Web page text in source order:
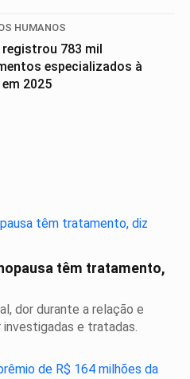
HUMANOS
783 mil
especializados à
2025
têm tratamento,
dor durante a relação e
e tratadas.